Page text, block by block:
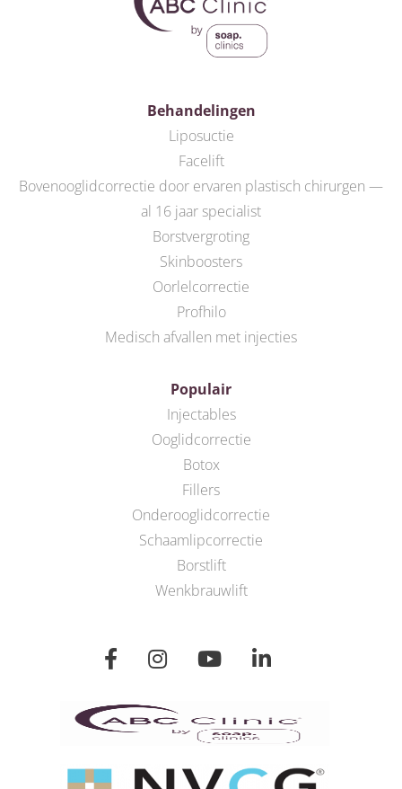
Behandelingen
Liposuctie
Facelift
Bovenooglidcorrectie door ervaren plastisch chirurgen —
al 16 jaar specialist
Borstvergroting
Skinboosters
Oorlelcorrectie
Profhilo
Medisch afvallen met injecties
Populair
Injectables
Ooglidcorrectie
Botox
Fillers
Onderooglidcorrectie
Schaamlipcorrectie
Borstlift
Wenkbrauwlift